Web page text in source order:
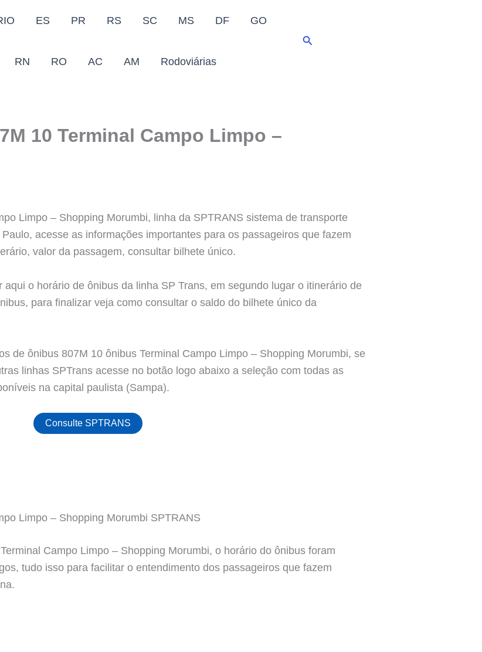
ES PR RS SC MS DF GO
RN RO AC AM Rodoviárias
Pesquisar
10 Terminal Campo Limpo –
Limpo – Shopping Morumbi, linha da SPTRANS sistema de transporte
acesse as informações importantes para os passageiros que fazem
valor da passagem, consultar bilhete único.
o horário de ônibus da linha SP Trans, em segundo lugar o itinerário de
para finalizar veja como consultar o saldo do bilhete único da
de ônibus 807M 10 ônibus Terminal Campo Limpo – Shopping Morumbi, se
linhas SPTrans acesse no botão logo abaixo a seleção com todas as
na capital paulista (Sampa).
Consulte SPTRANS
Limpo – Shopping Morumbi SPTRANS
Campo Limpo – Shopping Morumbi, o horário do ônibus foram
tudo isso para facilitar o entendimento dos passageiros que fazem